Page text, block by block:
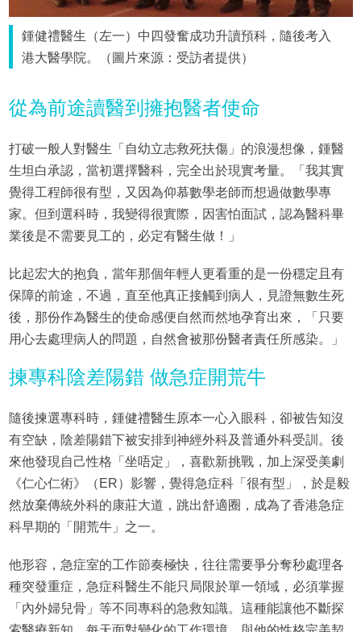
鍾健禮醫生（左一）中四發奮成功升讀預科，隨後考入
港大醫學院。（圖片來源：受訪者提供）
從為前途讀醫到擁抱醫者使命
打破一般人對醫生「自幼立志救死扶傷」的浪漫想像，鍾醫
生坦白承認，當初選擇醫科，完全出於現實考量。「我其實
覺得工程師很有型，又因為仰慕數學老師而想過做數學專
家。但到選科時，我變得很實際，因害怕面試，認為醫科畢
業後是不需要見工的，必定有醫生做！」
比起宏大的抱負，當年那個年輕人更看重的是一份穩定且有
保障的前途，不過，直至他真正接觸到病人，見證無數生死
後，那份作為醫生的使命感便自然而然地孕育出來，「只要
用心去處理病人的問題，自然會被那份醫者責任所感染。」
揀專科陰差陽錯 做急症開荒牛
隨後揀選專科時，鍾健禮醫生原本一心入眼科，卻被告知沒
有空缺，陰差陽錯下被安排到神經外科及普通外科受訓。後
來他發現自己性格「坐唔定」，喜歡新挑戰，加上深受美劇
《仁心仁術》（ER）影響，覺得急症科「很有型」，於是毅
然放棄傳統外科的康莊大道，跳出舒適圈，成為了香港急症
科早期的「開荒牛」之一。
他形容，急症室的工作節奏極快，往往需要爭分奪秒處理各
種突發重症，急症科醫生不能只局限於單一領域，必須掌握
「內外婦兒骨」等不同專科的急救知識。這種能讓他不斷探